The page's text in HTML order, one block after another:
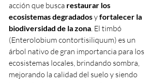
acción que busca restaurar los
ecosistemas degradados y fortalecer la
biodiversidad de la zona. El timbó
(Enterolobium contortisiliquum) es un
árbol nativo de gran importancia para los
ecosistemas locales, brindando sombra,
mejorando la calidad del suelo y siendo